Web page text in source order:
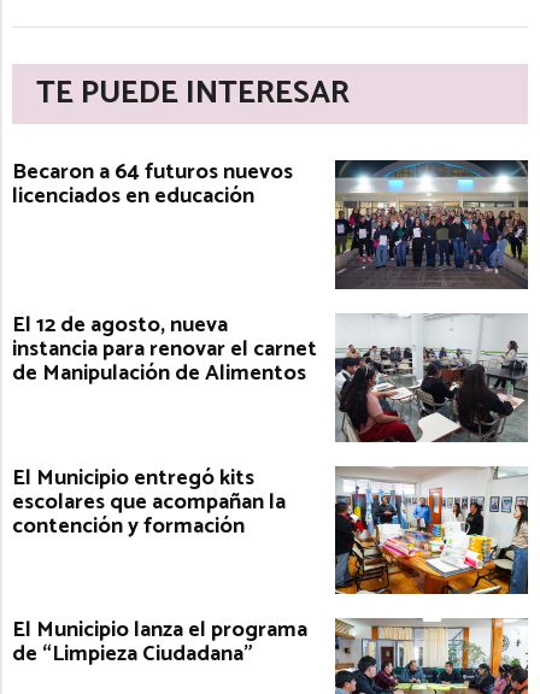
TE PUEDE INTERESAR
Becaron a 64 futuros nuevos
licenciados en educación
El 12 de agosto, nueva
instancia para renovar el carnet
de Manipulación de Alimentos
El Municipio entregó kits
escolares que acompañan la
contención y formación
El Municipio lanza el programa
de “Limpieza Ciudadana”